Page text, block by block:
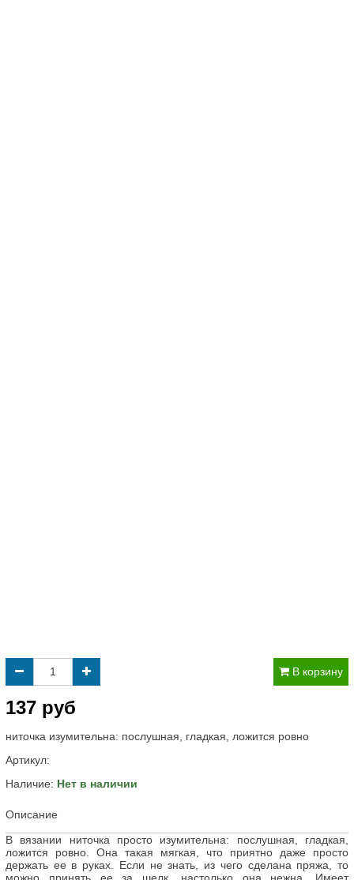
В корзину
137 руб
ниточка изумительна: послушная, гладкая, ложится ровно
Артикул:
Наличие: Нет в наличии
Описание
В вязании ниточка просто изумительна: послушная, гладкая,
ложится ровно. Она такая мягкая, что приятно даже просто
держать ее в руках. Если не знать, из чего сделана пряжа, то